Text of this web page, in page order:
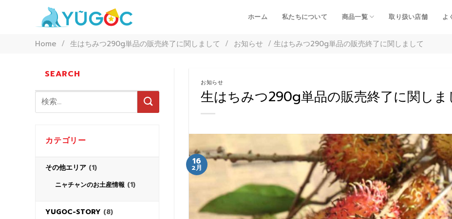
ホーム 私たちについて 商品一覧 取り扱い店舗 よ
Home / 生はちみつ290g単品の販売終了に関しまして / お知らせ / 生はちみつ290g単品の販売終了に関しまして
SEARCH
カテゴリー
その他エリア (1)
ニャチャンのお土産情報 (1)
YUGOC-STORY (8)
お知らせ
生はちみつ290g単品の販売終了に関しま
16
2月